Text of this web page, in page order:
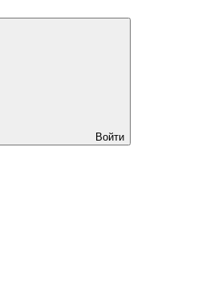
Войти